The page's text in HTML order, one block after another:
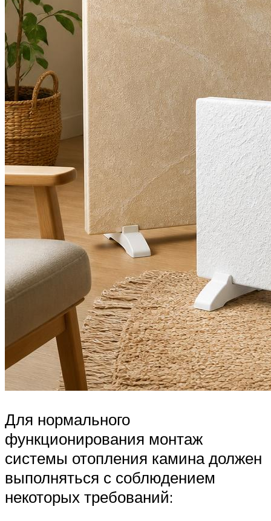
Для нормального
функционирования монтаж
системы отопления камина должен
выполняться с соблюдением
некоторых требований: